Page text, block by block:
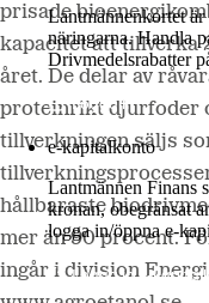
Lantmännenkortet
näringarna. Handla
Drivmedelsrabatter
Logga in
e-kapitalkonto
Lantmännen Finans
kronan, obegränsat
logga in/öppna e-
Logga in e-
prisade
kapacitet att tillverka
året. De delar av
proteinrikt djurfoder
tillverkningen säljs
hållbaraste
mer än 90 procent.
ingår i division